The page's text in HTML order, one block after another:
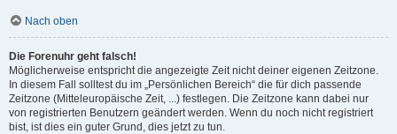
Nach oben
Die Forenuhr geht falsch!
Möglicherweise entspricht die angezeigte Zeit nicht deiner eigenen Zeitzone.
In diesem Fall solltest du im „Persönlichen Bereich“ die für dich passende
Zeitzone (Mitteleuropäische Zeit, ...) festlegen. Die Zeitzone kann dabei nur
von registrierten Benutzern geändert werden. Wenn du noch nicht registriert
bist, ist dies ein guter Grund, dies jetzt zu tun.